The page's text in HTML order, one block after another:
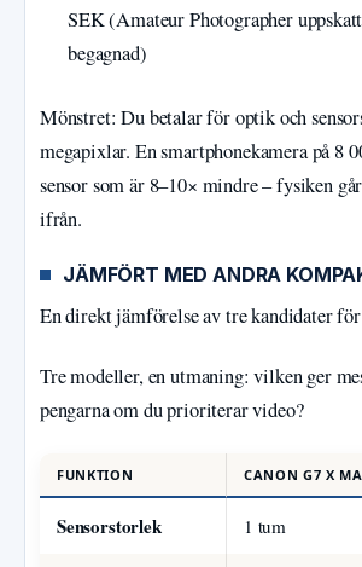
SEK (Amateur Photographer
begagnad)
Mönstret: Du betalar för optik och
megapixlar. En smartphonekamera på 8
sensor som är 8–10× mindre – fysiken
ifrån.
JÄMFÖRT MED ANDRA
En direkt jämförelse av tre kandidater
Tre modeller, en utmaning: vilken ger
pengarna om du prioriterar video?
FUNKTION CANON G7 X
Sensorstorlek 1 tum